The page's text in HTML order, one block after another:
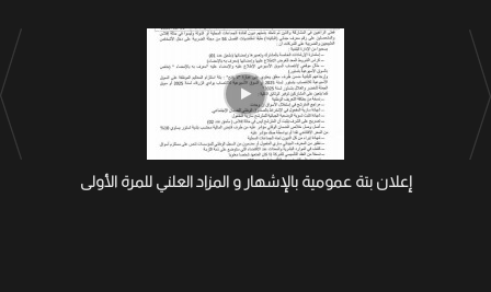
إعلان بتة عمومية بالإشهار و المزاد العلني للمرة الأولى